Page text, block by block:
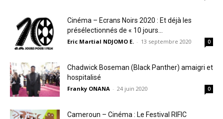
Cinéma – Ecrans Noirs 2020 : Et déjà les
présélectionnés de « 10 jours...
Eric Martial NDJOMO E. - 13 septembre 2020 0
Chadwick Boseman (Black Panther) amaigri et
hospitalisé
Franky ONANA - 24 juin 2020 0
Cameroun – Cinéma : Le Festival RIFIC